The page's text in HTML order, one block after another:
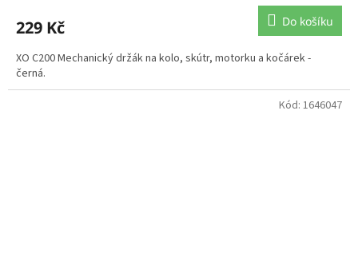
229 Kč Do košíku
XO C200 Mechanický držák na kolo, skútr, motorku a kočárek -
černá.
Kód: 1646047